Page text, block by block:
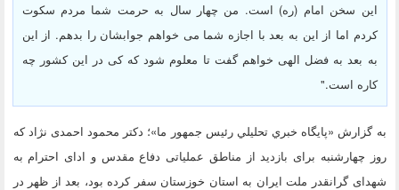
این سخن امام (ره) است. من چهار سال به حرمت شما مردم سکوت
کردم اما از این به بعد با اجازه شما می خواهم جوابشان را بدهم. از این
به بعد به فضل الهی خواهم گفت تا معلوم شود که کی در این کشور چه
کاره است."
به گزارش «پايگاه خبري تحليلي رئيس جمهور ما»؛ دکتر محمود احمدی نژاد که
روز چهارشنبه برای بازدید از مناطق عملیاتی دفاع مقدس و ادای احترام به
شهدای گرانقدر ملت ایران به استان خوزستان سفر کرده بود، بعد از ظهر در